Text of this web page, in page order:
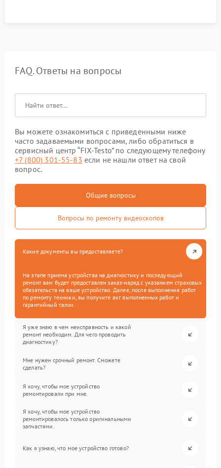
FAQ. Ответы на вопросы
Вы можете ознакомиться с приведенными ниже
часто задаваемыми вопросами, либо обратиться в
сервисный центр “FIX-Testo” по следующему телефону
+7 (800) 301-55-83 если не нашли ответ на свой
вопрос.
Общие вопросы
Вопросы по ремонту видеоскопов
Какие документы вы предоставляете?
На этапе приема устройства на диагностику и последующий
ремонт вам будет предоставлен заказ-наряд с указанием страховых
обязательств на ваше устройство. Далее, после выполнения работ
по ремонту техники, вы получите акт выполненных работ и
гарантийный талон.
Я уже знаю в чем неисправность и какой
ремонт необходим. Для чего проводить
диагностику?
Мне нужен срочный ремонт. Сможете
сделать?
Я хочу, чтобы мое устройство
ремонтировали при мне.
Я хочу, чтобы мое устройство
ремонтировалось только оригинальными
запчастями.
Как я узнаю, что мое устройство готово?